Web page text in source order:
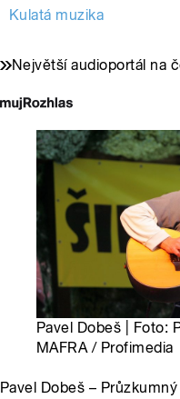
Kulatá muzika
Největší audioportál na
Pavel Dobeš | Foto:
MAFRA / Profimedia
Pavel Dobeš –